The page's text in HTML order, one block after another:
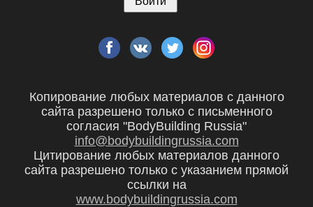
Копирование любых материалов с данного
сайта разрешено только с письменного
согласия "BodyBuilding Russia"
info@bodybuildingrussia.com
Цитирование любых материалов данного
сайта разрешено только с указанием прямой
ссылки на
www.bodybuildingrussia.com